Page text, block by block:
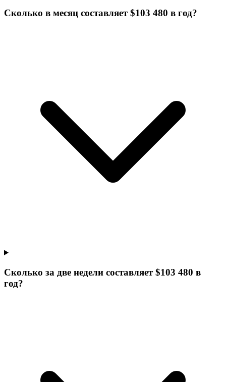
Сколько в месяц составляет $103 480 в год?
Сколько за две недели составляет $103 480 в
год?